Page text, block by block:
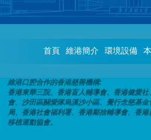
首頁 維港簡介 環境設備
維港口腔合作的香港慈善機構:
香港東華三院、香港盲人輔導會、香港健愛
會、沙田區關愛隊烏溪沙小區、覺行念慈基
局、香港社會福利署、香港鄰捨輔導會、香
移植運動協會。